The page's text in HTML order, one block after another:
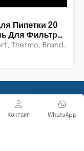
Пипетки 20
Для Фильтров
Наконечники.
Thermo, Brand,
Us
WhatsApp
Контакт